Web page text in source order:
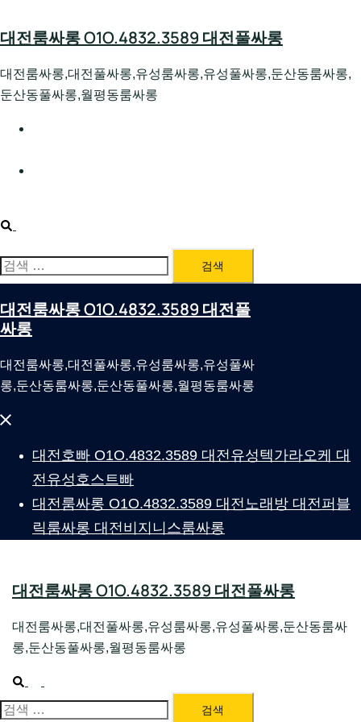
to
대전룸싸롱 O1O.4832.3589 대전풀싸롱
대전룸싸롱,대전풀싸롱,유성룸싸롱,유성풀싸롱,둔산동룸싸롱,
둔산동풀싸롱,월평동룸싸롱
Search
검
색:
대전룸싸롱 O1O.4832.3589 대전풀
싸롱
대전룸싸롱,대전풀싸롱,유성룸싸롱,유성풀싸
롱,둔산동룸싸롱,둔산동풀싸롱,월평동룸싸롱
Close
대전호빠 O1O.4832.3589 대전유성텍가라오케 대
전유성호스트빠
대전룸싸롱 O1O.4832.3589 대전노래방 대전퍼블
릭룸싸롱 대전비지니스룸싸롱
대전룸싸롱 O1O.4832.3589 대전풀싸롱
대전룸싸롱,대전풀싸롱,유성룸싸롱,유성풀싸롱,둔산동룸싸
롱,둔산동풀싸롱,월평동룸싸롱
Search
menu
검